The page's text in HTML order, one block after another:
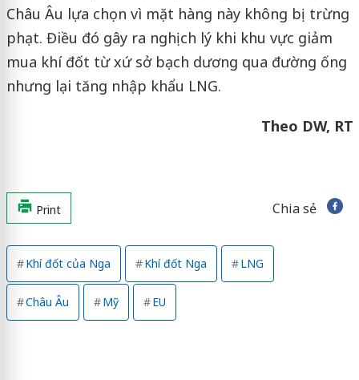
Châu Âu lựa chọn vì mặt hàng này không bị trừng
phạt. Điều đó gây ra nghịch lý khi khu vực giảm
mua khí đốt từ xứ sở bạch dương qua đường ống
nhưng lại tăng nhập khẩu LNG.
Theo DW, RT
Print Chia sẻ
Khí đốt của Nga Khí đốt Nga LNG
Châu Âu Mỹ EU